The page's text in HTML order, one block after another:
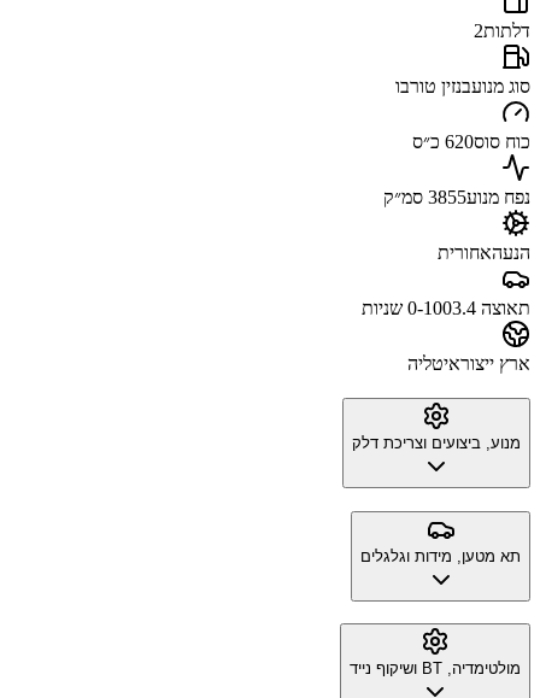
דלתות2
סוג מנועבנזין טורבו
כוח סוס620 כ״ס
נפח מנוע3855 סמ״ק
הנעהאחורית
תאוצה 0-100 3.4 שניות
ארץ ייצוראיטליה
מנוע, ביצועים וצריכת דלק
תא מטען, מידות וגלגלים
מולטימדיה, BT ושיקוף נייד